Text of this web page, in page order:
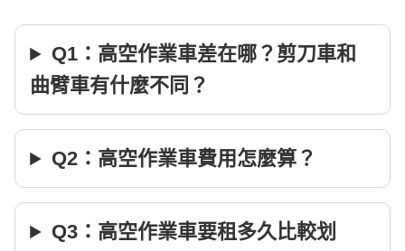
Q1：高空作業車差在哪？剪刀車和
曲臂車有什麼不同？
Q2：高空作業車費用怎麼算？
Q3：高空作業車要租多久比較划